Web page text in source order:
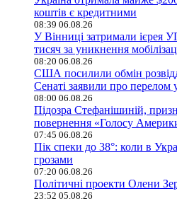
коштів є кредитними
08:39 06.08.26
У Вінниці затримали ієрея
тисяч за уникнення
08:20 06.08.26
США посилили обмін
Сенаті заявили про перелом
08:00 06.08.26
Підозра Стефанішиній,
повернення «Голосу
07:45 06.08.26
Пік спеки до 38°: коли в
грозами
07:20 06.08.26
Політичні проекти Олени
23:52 05.08.26